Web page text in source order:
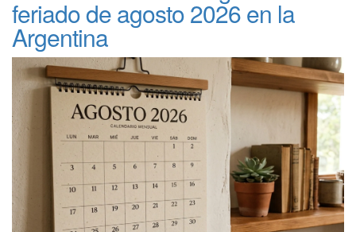
feriado de agosto 2026 en la
Argentina